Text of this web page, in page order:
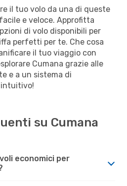
il tuo volo da una di queste
e veloce. Approfitta
di volo disponibili per
perfetti per te. Che cosa
il tuo viaggio con
Cumana grazie alle
e a un sistema di
intuitivo!
su Cumana
economici per